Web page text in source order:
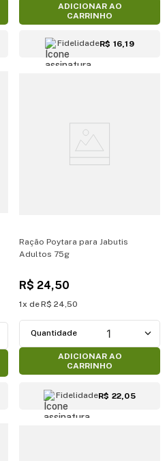
ADICIONAR AO
CARRINHO
FidelidadeR$ 16,19
Ração Poytara para Jabutis
Adultos 75g
R$ 24,50
1 R$ 24,50
1
ADICIONAR AO
CARRINHO
FidelidadeR$ 22,05